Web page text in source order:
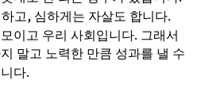
고, 심하게는 자살도 합니다.
이고 우리 사회입니다. 그래서
말고 노력한 만큼 성과를 낼 수
다.